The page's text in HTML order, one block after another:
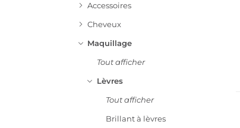
Accessoires
Cheveux
Maquillage
Tout afficher
Lèvres
Tout afficher
Brillant à lèvres